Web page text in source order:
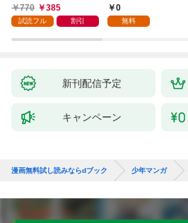
て、世界最強になりま
した～ 1巻
770 385
試読フル 割引
れたら、魔王のお膝元
で超絶効果のマジック
0
無料
新刊配信予定
キャンペーン
漫画無料試し読みならdブック 少年マンガ